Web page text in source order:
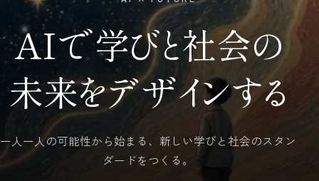
AIで学びと社会の
未来をデザインする
一人一人の可能性から始まる、新しい学びと社会のスタン
ダードをつくる。